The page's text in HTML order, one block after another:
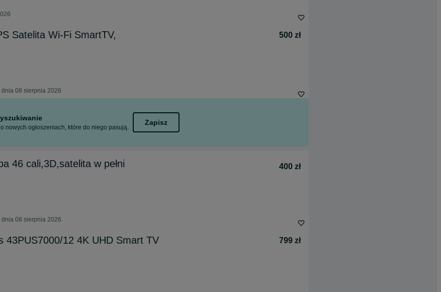
Satelita Wi-Fi SmartTV,
500 zł
08 sierpnia 2026
nowych ogłoszeniach, które do niego pasują.
Zapisz
46 cali,3D,satelita w pełni
400 zł
08 sierpnia 2026
43PUS7000/12 4K UHD Smart TV
799 zł